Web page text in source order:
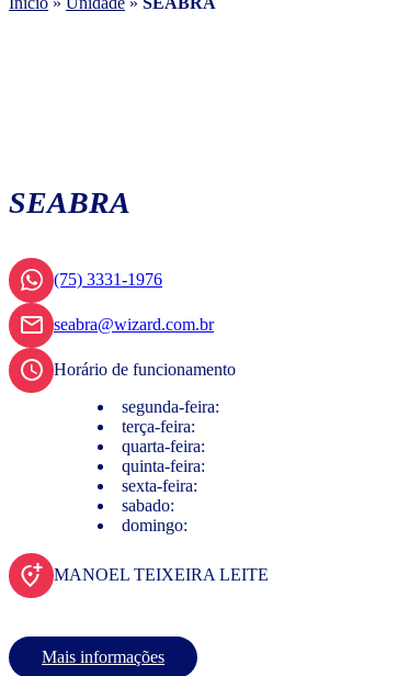
SEABRA
(75) 3331-1976
seabra@wizard.com.br
Horário de funcionamento
segunda-feira:
terça-feira:
quarta-feira:
quinta-feira:
sexta-feira:
sabado:
domingo:
MANOEL TEIXEIRA LEITE
Mais informações